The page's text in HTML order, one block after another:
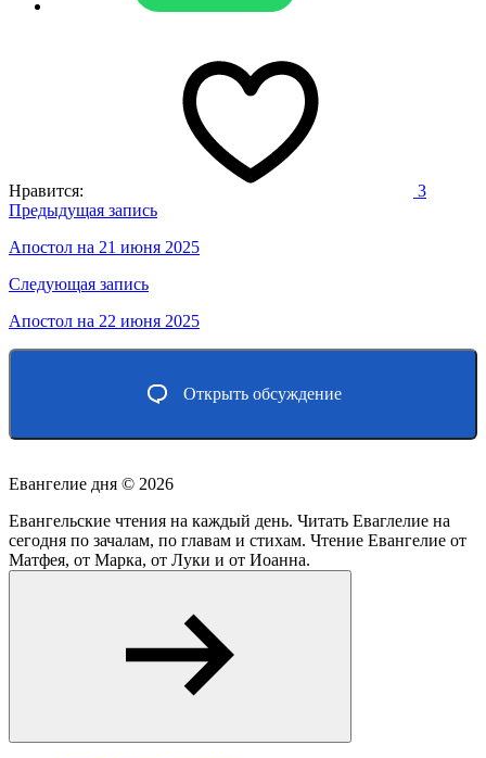
Нравится: 3
Навигация
по
записям
Предыдущая запись
Апостол на 21 июня 2025
Следующая запись
Апостол на 22 июня 2025
Открыть обсуждение
Евангелие дня © 2026
Евангельские чтения на каждый день. Читать Еваглелие на
сегодня по зачалам, по главам и стихам. Чтение Евангелие от
Матфея, от Марка, от Луки и от Иоанна.